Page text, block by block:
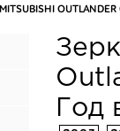
MITSUBISHI
Год